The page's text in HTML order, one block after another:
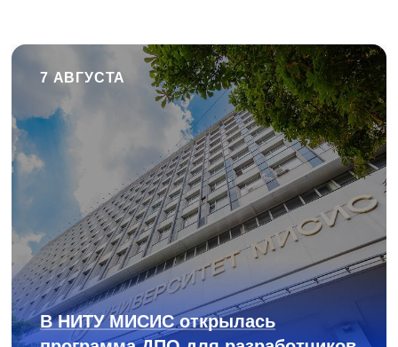
7 АВГУСТА
В НИТУ МИСИС открылась